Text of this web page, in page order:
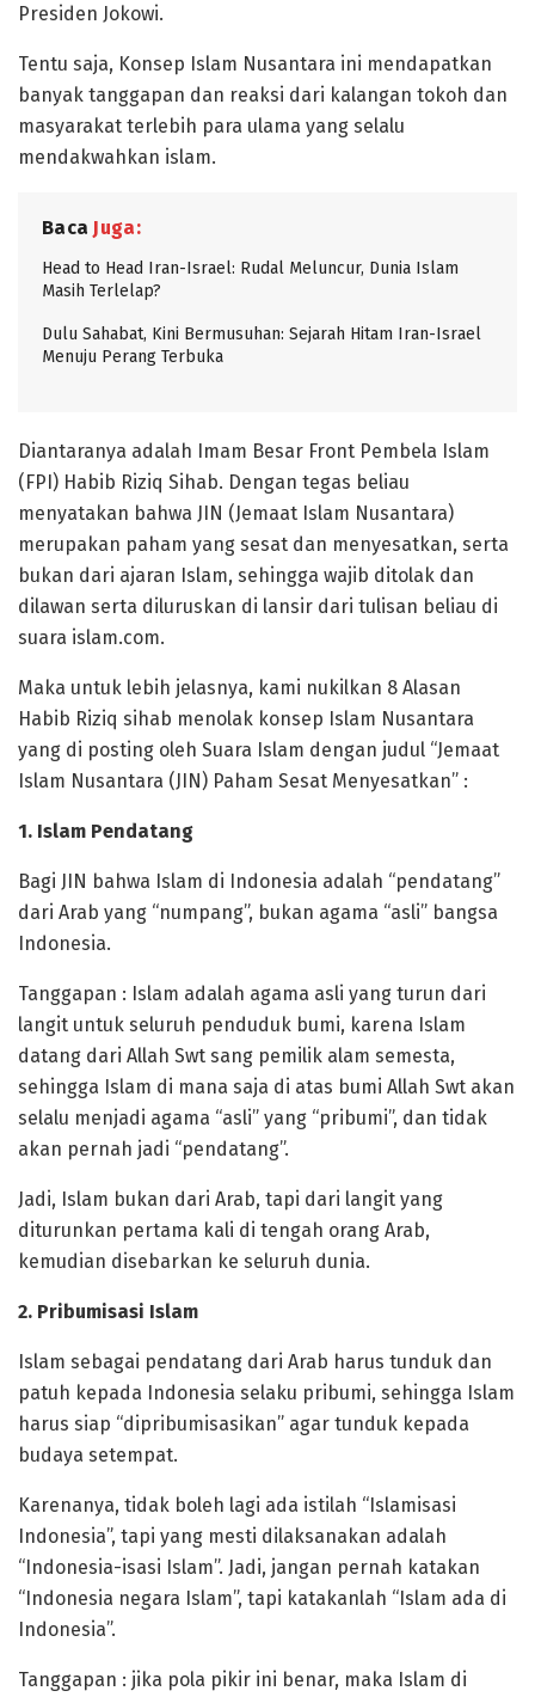
Presiden Jokowi.
Tentu saja, Konsep Islam Nusantara ini mendapatkan
banyak tanggapan dan reaksi dari kalangan tokoh dan
masyarakat terlebih para ulama yang selalu
mendakwahkan islam.
Baca Juga:
Head to Head Iran-Israel: Rudal Meluncur, Dunia Islam
Masih Terlelap?
Dulu Sahabat, Kini Bermusuhan: Sejarah Hitam Iran-Israel
Menuju Perang Terbuka
Diantaranya adalah Imam Besar Front Pembela Islam
(FPI) Habib Riziq Sihab. Dengan tegas beliau
menyatakan bahwa JIN (Jemaat Islam Nusantara)
merupakan paham yang sesat dan menyesatkan, serta
bukan dari ajaran Islam, sehingga wajib ditolak dan
dilawan serta diluruskan di lansir dari tulisan beliau di
suara islam.com.
Maka untuk lebih jelasnya, kami nukilkan 8 Alasan
Habib Riziq sihab menolak konsep Islam Nusantara
yang di posting oleh Suara Islam dengan judul “Jemaat
Islam Nusantara (JIN) Paham Sesat Menyesatkan” :
1. Islam Pendatang
Bagi JIN bahwa Islam di Indonesia adalah “pendatang”
dari Arab yang “numpang”, bukan agama “asli” bangsa
Indonesia.
Tanggapan : Islam adalah agama asli yang turun dari
langit untuk seluruh penduduk bumi, karena Islam
datang dari Allah Swt sang pemilik alam semesta,
sehingga Islam di mana saja di atas bumi Allah Swt akan
selalu menjadi agama “asli” yang “pribumi”, dan tidak
akan pernah jadi “pendatang”.
Jadi, Islam bukan dari Arab, tapi dari langit yang
diturunkan pertama kali di tengah orang Arab,
kemudian disebarkan ke seluruh dunia.
2. Pribumisasi Islam
Islam sebagai pendatang dari Arab harus tunduk dan
patuh kepada Indonesia selaku pribumi, sehingga Islam
harus siap “dipribumisasikan” agar tunduk kepada
budaya setempat.
Karenanya, tidak boleh lagi ada istilah “Islamisasi
Indonesia”, tapi yang mesti dilaksanakan adalah
“Indonesia-isasi Islam”. Jadi, jangan pernah katakan
“Indonesia negara Islam”, tapi katakanlah “Islam ada di
Indonesia”.
Tanggapan : jika pola pikir ini benar, maka Islam di